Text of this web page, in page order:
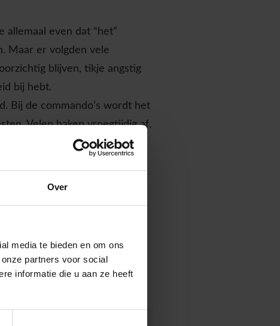
Over
media te bieden en om ons
partners voor social
informatie die u aan ze heeft
even dat “het”
Maar er volgden vele
blijven, tikje angstig
bij hebt.
Bij de commando’s wordt het
Velen haken vroegtijdig af,
om eens te schrijven
meer naar dit moment of
je eigen perspectief